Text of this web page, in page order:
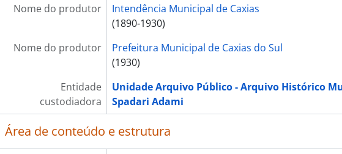
Nome do produtor
Intendência Municipal de Caxias
(1890-1930)
Nome do produtor
Prefeitura Municipal de Caxias do Sul
(1930)
Entidade
custodiadora
Unidade Arquivo Público - Arquivo Histórico
Spadari Adami
Área de conteúdo e estrutura